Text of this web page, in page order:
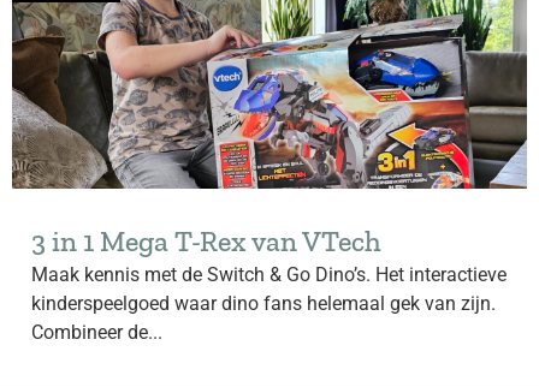
3 in 1 Mega T-Rex van VTech
Maak kennis met de Switch & Go Dino’s. Het interactieve
kinderspeelgoed waar dino fans helemaal gek van zijn.
Combineer de...